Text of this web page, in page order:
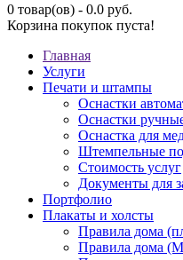
0 товар(ов) - 0.0 руб.
Корзина покупок пуста!
Главная
Услуги
Печати и штампы
Оснастки
Оснастки
Оснастка для
Штемпельные
Стоимость услуг
Документы для
Портфолио
Плакаты и холсты
Правила дома
Правила дома